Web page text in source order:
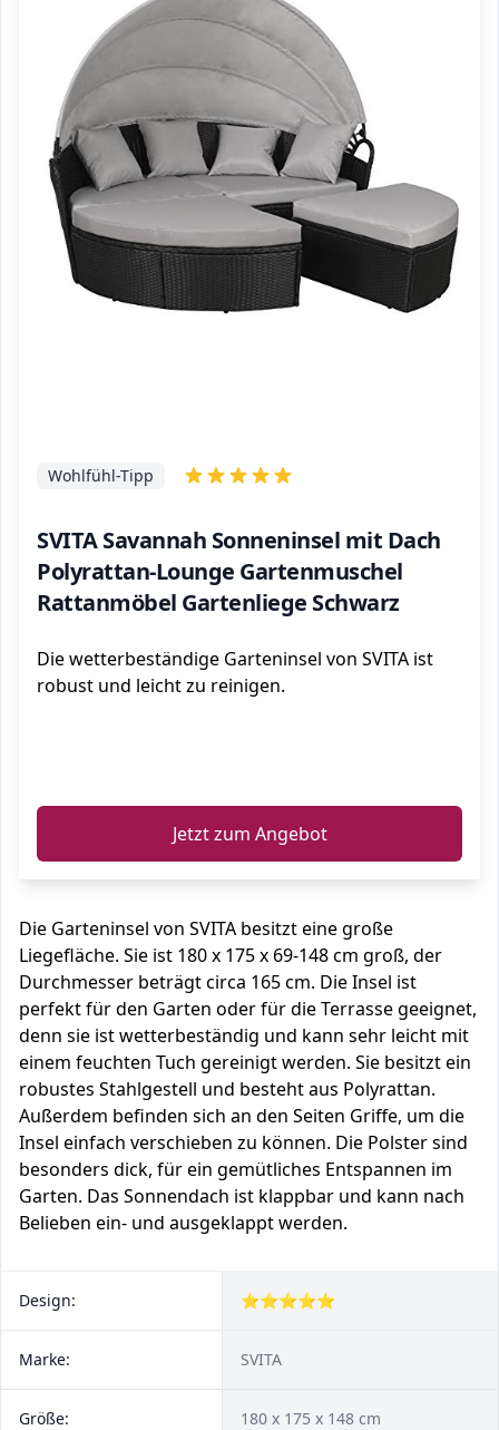
SVITA Savannah Sonneninsel mit Dach
Polyrattan-Lounge Gartenmuschel
Rattanmöbel Gartenliege Schwarz
Wohlfühl-Tipp
Die wetterbeständige Garteninsel von SVITA ist
robust und leicht zu reinigen.
Jetzt zum Angebot
Die Garteninsel von SVITA besitzt eine große
Liegefläche. Sie ist 180 x 175 x 69-148 cm groß, der
Durchmesser beträgt circa 165 cm. Die Insel ist
perfekt für den Garten oder für die Terrasse geeignet,
denn sie ist wetterbeständig und kann sehr leicht mit
einem feuchten Tuch gereinigt werden. Sie besitzt ein
robustes Stahlgestell und besteht aus Polyrattan.
Außerdem befinden sich an den Seiten Griffe, um die
Insel einfach verschieben zu können. Die Polster sind
besonders dick, für ein gemütliches Entspannen im
Garten. Das Sonnendach ist klappbar und kann nach
Belieben ein- und ausgeklappt werden.
Design: ⭐⭐⭐⭐⭐
Marke: SVITA
Größe: 180 x 175 x 148 cm